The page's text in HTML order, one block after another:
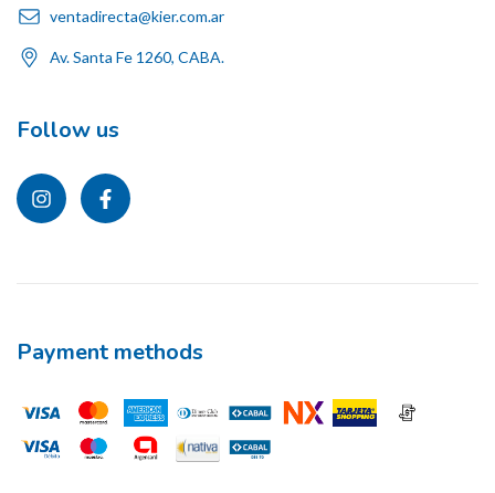
ventadirecta@kier.com.ar
Av. Santa Fe 1260, CABA.
Follow us
Payment methods